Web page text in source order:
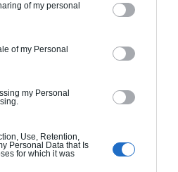
of my personal
of my Personal
my Personal
Use, Retention,
Personal Data that Is
for which it was
d’un petit appartement à
du 15e arrondissement de
d’intérieur pour réno(...)